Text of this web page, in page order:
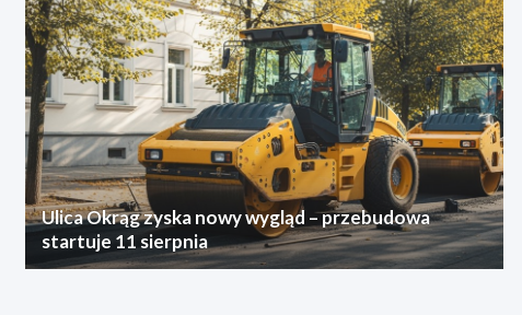
Ulica Okrąg zyska nowy wygląd – przebudowa
startuje 11 sierpnia